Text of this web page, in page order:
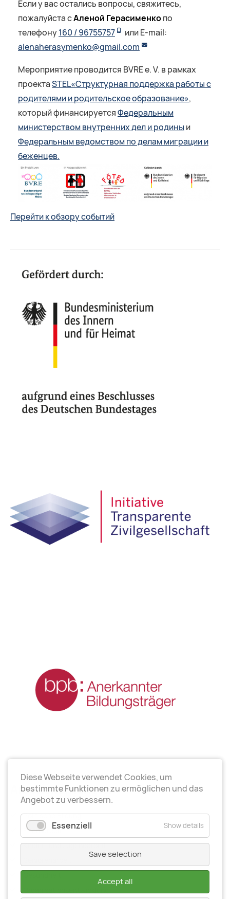
Если у вас остались вопросы, свяжитесь,
пожалуйста сАленой Герасименкопо
телефону160 / 96755757
или E-mail:
alenaherasymenko@gmail.com
Мероприятие проводится BVRE e. V. в рамках
проектаSTEL«Структурная поддержка работы с
родителями и родительское образование»,
который финансируетсяФедеральным
министерством внутренних дел и родины и
Федеральным ведомством по делам миграции и
беженцев.
Перейти к обзору событий
Arbeitsrichtungen
Politische Bildung
Elternarbeit
Kinder- und Jugendarbeit
Diese Webseite verwendet Cookies, um
bestimmte Funktionen zu ermöglichen und das
Angebot zu verbessern.
Essenziell Show details
Save selection
Accept all